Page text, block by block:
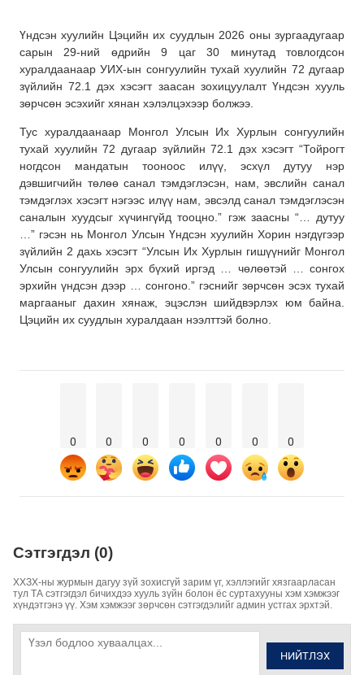
Үндсэн хуулийн Цэцийн их суудлын 2026 оны зургаадугаар
сарын 29-ний өдрийн 9 цаг 30 минутад товлогдсон
хуралдаанаар УИХ-ын сонгуулийн тухай хуулийн 72 дугаар
зүйлийн 72.1 дэх хэсэгт заасан зохицуулалт Үндсэн хууль
зөрчсөн эсэхийг хянан хэлэлцэхээр болжээ.
Тус хуралдаанаар Монгол Улсын Их Хурлын сонгуулийн
тухай хуулийн 72 дугаар зүйлийн 72.1 дэх хэсэгт “Тойрогт
ногдсон мандатын тооноос илүү, эсхүл дутуу нэр
дэвшигчийн төлөө санал тэмдэглэсэн, нам, эвслийн санал
тэмдэглэх хэсэгт нэгээс илүү нам, эвсэлд санал тэмдэглэсэн
саналын хуудсыг хүчингүйд тооцно.” гэж заасны “… дутуу
…” гэсэн нь Монгол Улсын Үндсэн хуулийн Хорин нэгдүгээр
зүйлийн 2 дахь хэсэгт “Улсын Их Хурлын гишүүнийг Монгол
Улсын сонгуулийн эрх бүхий иргэд … чөлөөтэй … сонгох
эрхийн үндсэн дээр … сонгоно.” гэснийг зөрчсөн эсэх тухай
маргааныг дахин хянаж, эцэслэн шийдвэрлэх юм байна.
Цэцийн их суудлын хуралдаан нээлттэй болно.
0 0 0 0 0 0 0
Сэтгэгдэл (0)
ХХЗХ-ны журмын дагуу зүй зохисгүй зарим үг, хэллэгийг хязгаарласан
тул ТА сэтгэгдэл бичихдээ хууль зүйн болон ёс суртахууны хэм хэмжээг
хүндэтгэнэ үү. Хэм хэмжээг зөрчсөн сэтгэгдэлийг админ устгах эрхтэй.
НИЙТЛЭХ